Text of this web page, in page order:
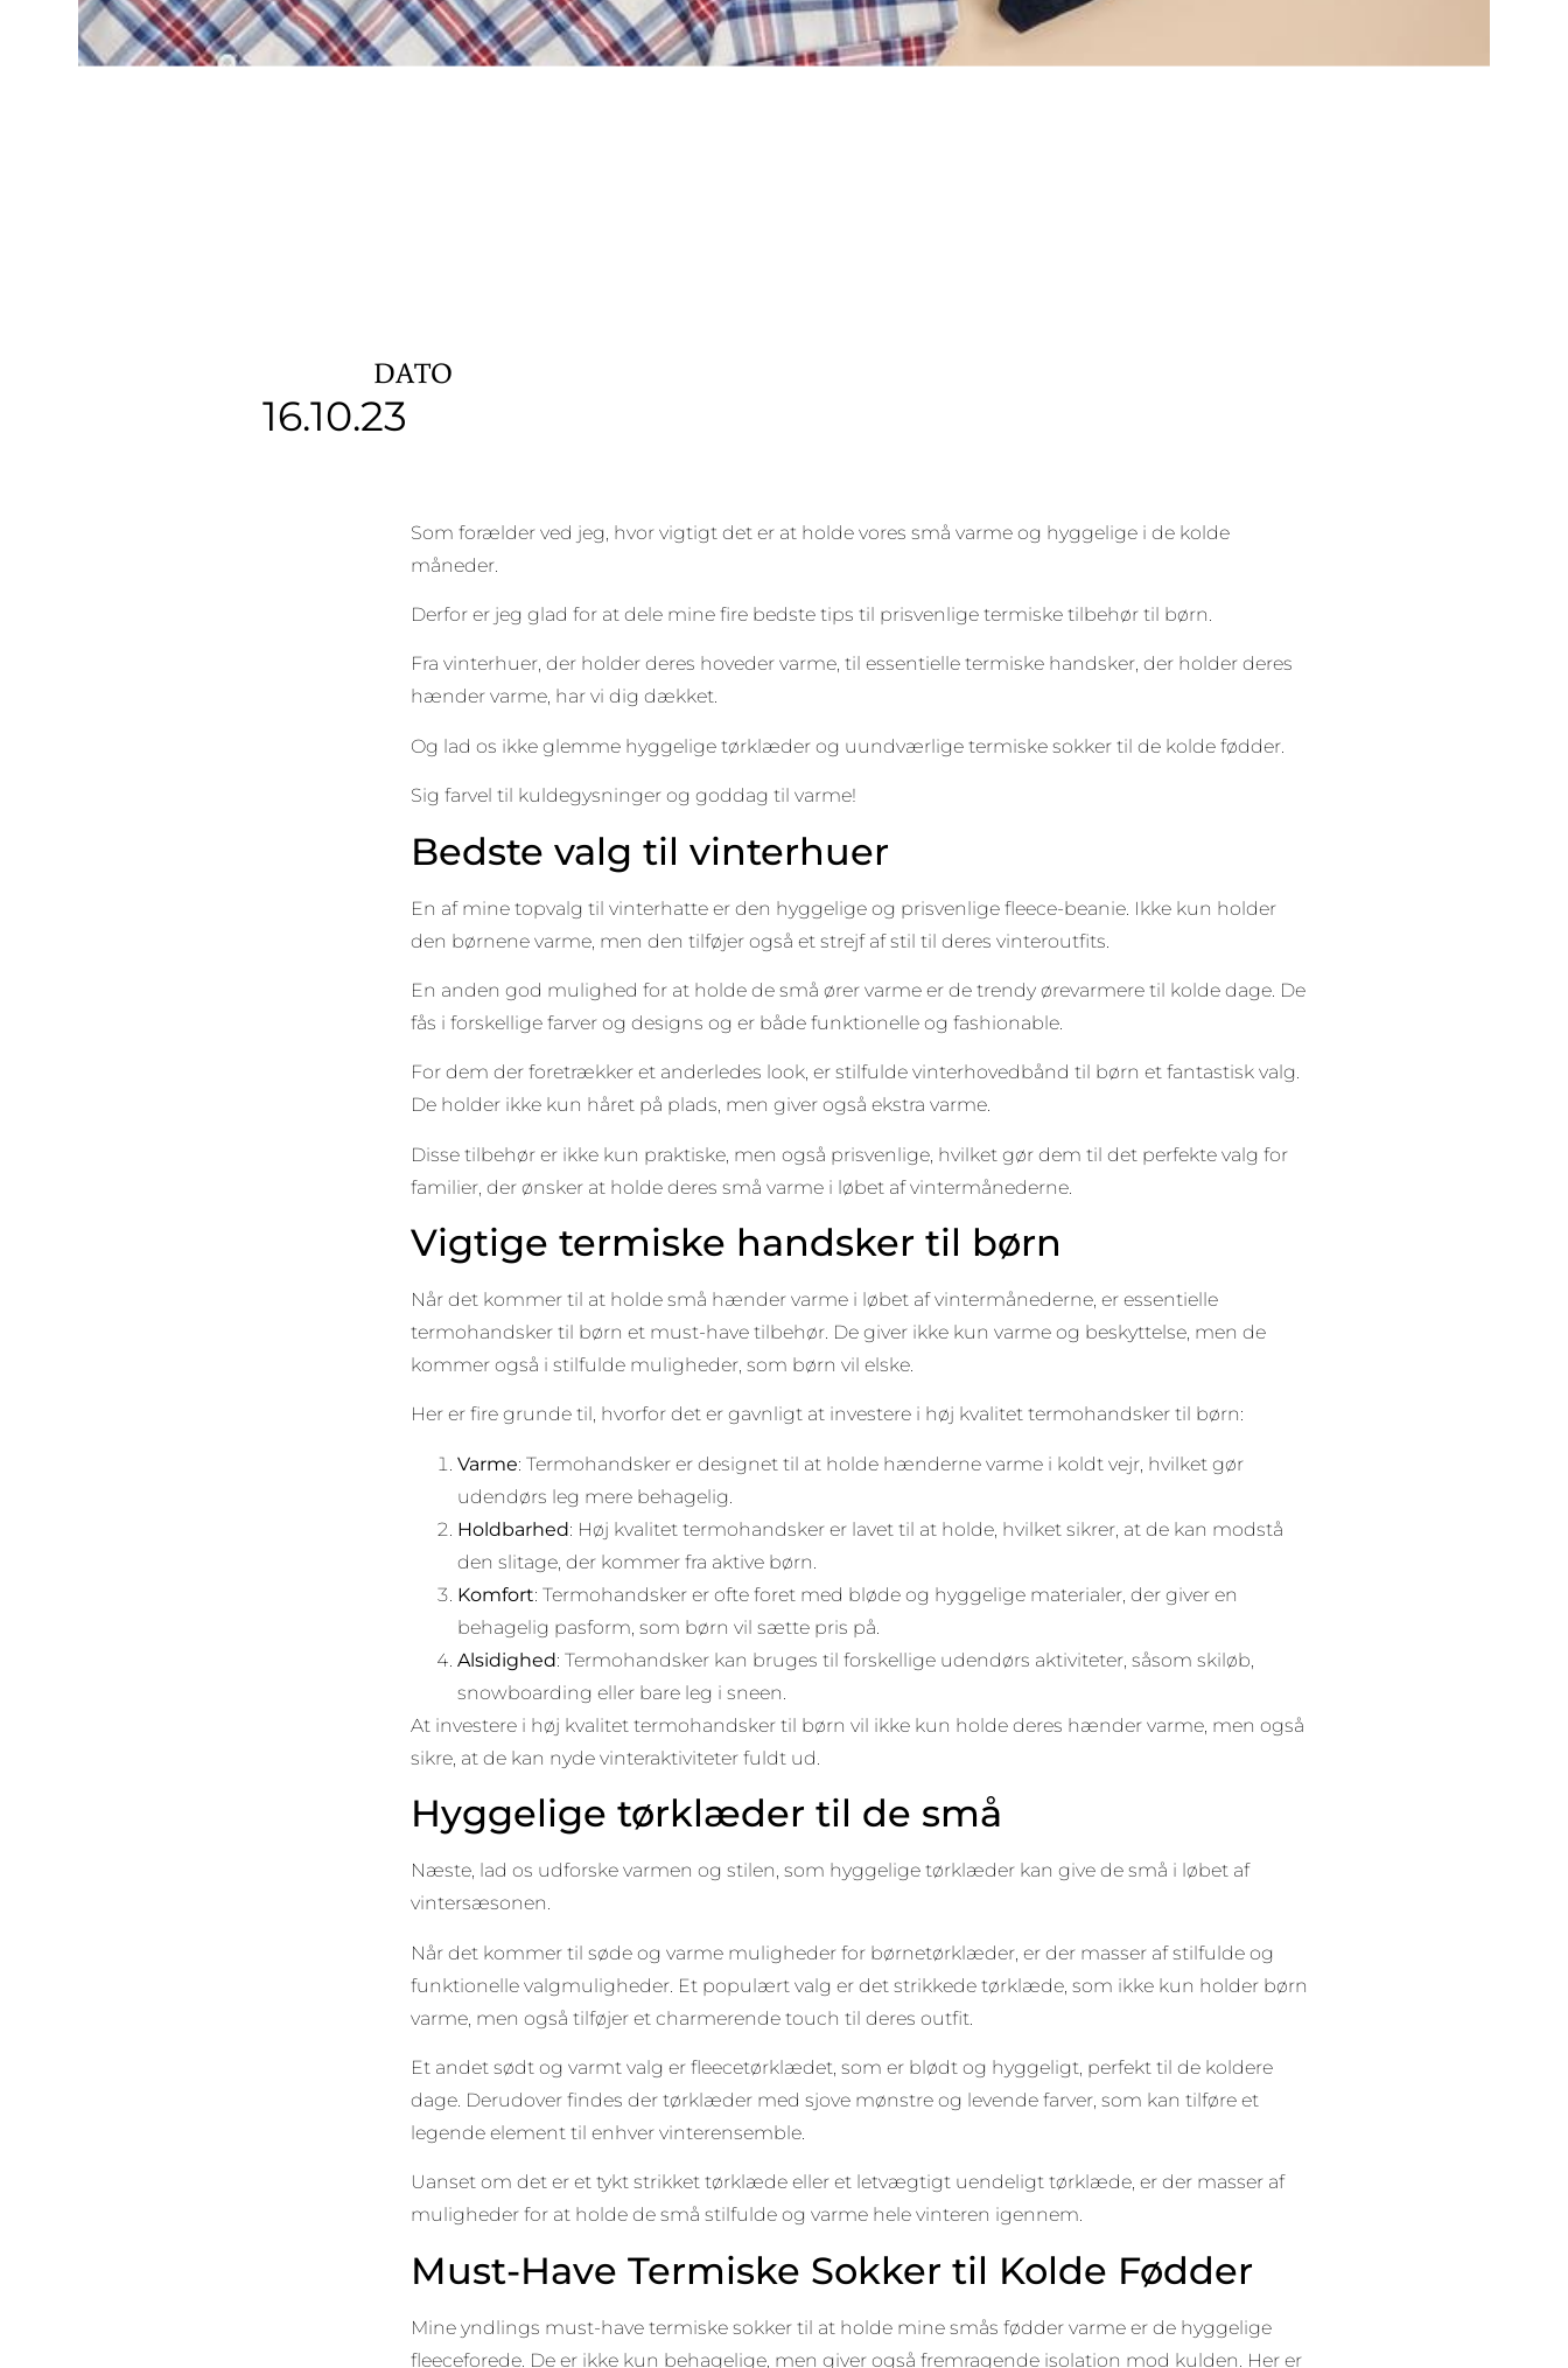
DATO
16.10.23
Som forælder ved jeg, hvor vigtigt det er at holde vores små varme og hyggelige i de kolde
måneder.
Derfor er jeg glad for at dele mine fire bedste tips til prisvenlige termiske tilbehør til børn.
Fra vinterhuer, der holder deres hoveder varme, til essentielle termiske handsker, der holder deres
hænder varme, har vi dig dækket.
Og lad os ikke glemme hyggelige tørklæder og uundværlige termiske sokker til de kolde fødder.
Sig farvel til kuldegysninger og goddag til varme!
Bedste valg til vinterhuer
En af mine topvalg til vinterhatte er den hyggelige og prisvenlige fleece-beanie. Ikke kun holder
den børnene varme, men den tilføjer også et strejf af stil til deres vinteroutfits.
En anden god mulighed for at holde de små ører varme er de trendy ørevarmere til kolde dage. De
fås i forskellige farver og designs og er både funktionelle og fashionable.
For dem der foretrækker et anderledes look, er stilfulde vinterhovedbånd til børn et fantastisk valg.
De holder ikke kun håret på plads, men giver også ekstra varme.
Disse tilbehør er ikke kun praktiske, men også prisvenlige, hvilket gør dem til det perfekte valg for
familier, der ønsker at holde deres små varme i løbet af vintermånederne.
Vigtige termiske handsker til børn
Når det kommer til at holde små hænder varme i løbet af vintermånederne, er essentielle
termohandsker til børn et must-have tilbehør. De giver ikke kun varme og beskyttelse, men de
kommer også i stilfulde muligheder, som børn vil elske.
Her er fire grunde til, hvorfor det er gavnligt at investere i høj kvalitet termohandsker til børn:
Varme: Termohandsker er designet til at holde hænderne varme i koldt vejr, hvilket gør
udendørs leg mere behagelig.
Holdbarhed: Høj kvalitet termohandsker er lavet til at holde, hvilket sikrer, at de kan modstå
den slitage, der kommer fra aktive børn.
Komfort: Termohandsker er ofte foret med bløde og hyggelige materialer, der giver en
behagelig pasform, som børn vil sætte pris på.
Alsidighed: Termohandsker kan bruges til forskellige udendørs aktiviteter, såsom skiløb,
snowboarding eller bare leg i sneen.
At investere i høj kvalitet termohandsker til børn vil ikke kun holde deres hænder varme, men også
sikre, at de kan nyde vinteraktiviteter fuldt ud.
Hyggelige tørklæder til de små
Næste, lad os udforske varmen og stilen, som hyggelige tørklæder kan give de små i løbet af
vintersæsonen.
Når det kommer til søde og varme muligheder for børnetørklæder, er der masser af stilfulde og
funktionelle valgmuligheder. Et populært valg er det strikkede tørklæde, som ikke kun holder børn
varme, men også tilføjer et charmerende touch til deres outfit.
Et andet sødt og varmt valg er fleecetørklædet, som er blødt og hyggeligt, perfekt til de koldere
dage. Derudover findes der tørklæder med sjove mønstre og levende farver, som kan tilføre et
legende element til enhver vinterensemble.
Uanset om det er et tykt strikket tørklæde eller et letvægtigt uendeligt tørklæde, er der masser af
muligheder for at holde de små stilfulde og varme hele vinteren igennem.
Must-Have Termiske Sokker til Kolde Fødder
Mine yndlings must-have termiske sokker til at holde mine smås fødder varme er de hyggelige
fleeceforede. De er ikke kun behagelige, men giver også fremragende isolation mod kulden. Her er